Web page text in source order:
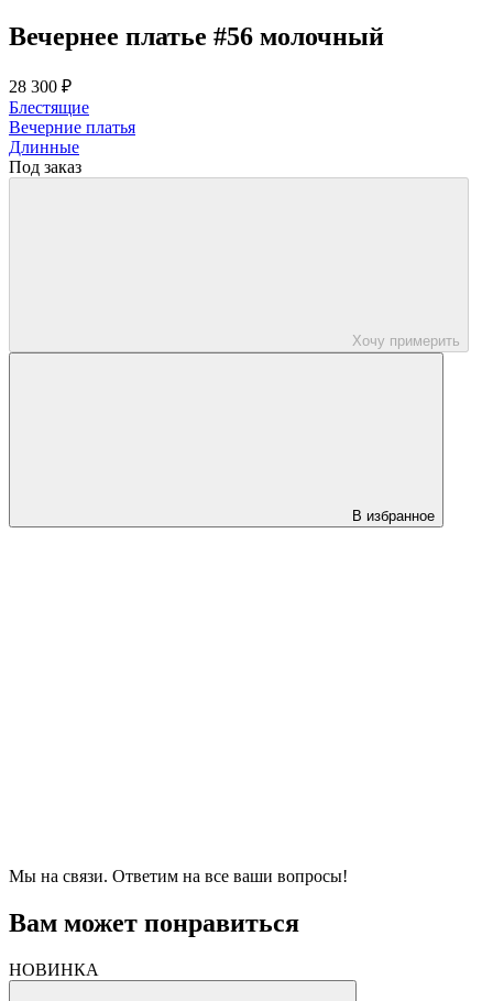
Вечернее платье #56 молочный
28 300 ₽
Блестящие
Вечерние платья
Длинные
Под заказ
Хочу примерить
В избранное
Мы на связи. Ответим на все ваши вопросы!
Вам может понравиться
НОВИНКА